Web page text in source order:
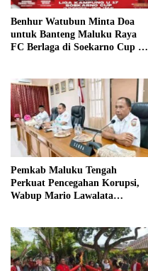
Benhur Watubun Minta Doa
untuk Banteng Maluku Raya
FC Berlaga di Soekarno Cup U-
Pemkab Maluku Tengah
Perkuat Pencegahan Korupsi,
Wabup Mario Lawalata